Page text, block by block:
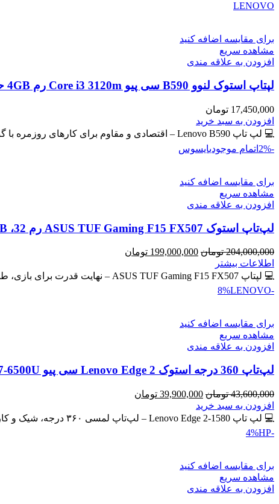
LENOVO
برای مقایسه اضافه کنید
مشاهده سریع
افزودن به علاقه مندی
لپتاپ استوک لنوو B590 سی پیو Core i3 3120m رم 4GB حافظه 500GB HDD گرافیک مجزا
17,450,000 تومان
افزودن به سبد خرید
💻 لپ تاپ Lenovo B590 – اقتصادی و مقاوم برای کارهای روزمره با گرافیک مجزای جیفورس 🔖 کد محصول: #41129
-2%
اتمام موجودیایسوس
برای مقایسه اضافه کنید
مشاهده سریع
افزودن به علاقه مندی
لپ‌تاپ استوک ASUS TUF Gaming F15 FX507 رم 32، 512GB، گرافیک 8GB
204,000,000 تومان قیمت
204,000,000 تومان
199,000,000 تومان
199,000,000 تومان
اطلاعات بیشتر
💻 لپتاپ ASUS TUF Gaming F15 FX507 – نهایت قدرت برای بازی، طراحی و برنامه‌نویسی 🔖 کد محصول: #41134 💰
-8%
LENOVO
برای مقایسه اضافه کنید
مشاهده سریع
افزودن به علاقه مندی
لپ‌تاپ 360 درجه استوک Lenovo Edge 2 سی پیو Core i7-6500U | رم 8GB | حافظه SSD 256GB لمسی
43,600,000 تومان قیمت
اصلی
43,600,000 تومان
39,900,000 تومان
39,900,000 تومان
افزودن به سبد خرید
💻 لپ تاپ Lenovo Edge 2-1580 – لپ‌تاپ لمسی ۳۶۰ درجه، شیک و کاربردی 🔖 کد محصول: #41137 🎁 #ارسال_رایگان
-4%
HP
برای مقایسه اضافه کنید
مشاهده سریع
افزودن به علاقه مندی